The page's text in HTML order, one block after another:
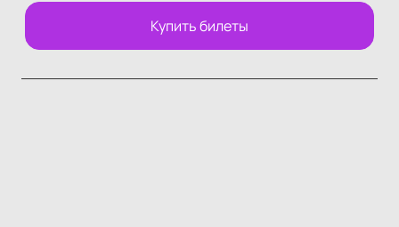
Купить билеты